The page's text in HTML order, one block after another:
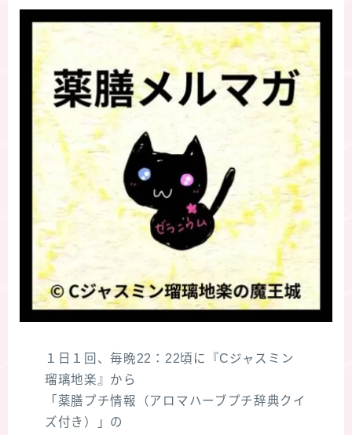
１日１回、毎晩22：22頃に『Cジャスミン
瑠璃地楽』から
「薬膳プチ情報（アロマハーブプチ辞典クイ
ズ付き）」の